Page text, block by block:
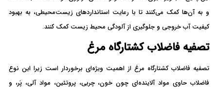
و به آن‌ها کمک می‌کنند تا با رعایت استانداردهای زیست‌محیطی، به بهبود
کیفیت آب خروجی و جلوگیری از آلودگی محیط زیست کمک کنند.
تصفیه فاضلاب کشتارگاه مرغ
تصفیه فاضلاب کشتارگاه مرغ از اهمیت ویژه‌ای برخوردار است زیرا این نوع
فاضلاب حاوی مواد آلاینده‌ای چون خون، چربی، پروتئین، مواد آلی، پَر، و